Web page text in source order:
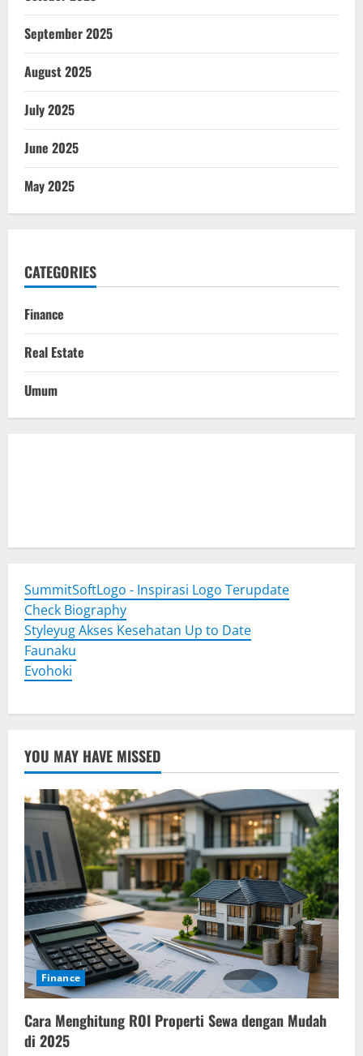
September 2025
August 2025
July 2025
June 2025
May 2025
CATEGORIES
Finance
Real Estate
Umum
SummitSoftLogo - Inspirasi Logo Terupdate
Check Biography
Styleyug Akses Kesehatan Up to Date
Faunaku
Evohoki
YOU MAY HAVE MISSED
Finance
Cara Menghitung ROI Properti Sewa dengan Mudah
di 2025